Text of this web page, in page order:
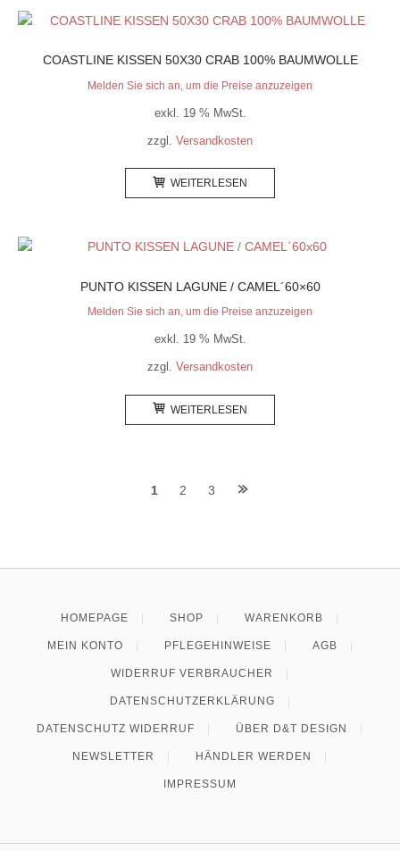
COASTLINE KISSEN 50X30 CRAB 100% BAUMWOLLE
Melden Sie sich an, um die Preise anzuzeigen
exkl. 19 % MwSt.
zzgl. Versandkosten
WEITERLESEN
PUNTO KISSEN LAGUNE / CAMEL´60×60
Melden Sie sich an, um die Preise anzuzeigen
exkl. 19 % MwSt.
zzgl. Versandkosten
WEITERLESEN
1 2 3
HOMEPAGE SHOP WARENKORB
MEIN KONTO PFLEGEHINWEISE AGB
WIDERRUF VERBRAUCHER
DATENSCHUTZERKLÄRUNG
DATENSCHUTZ WIDERRUF ÜBER D&T DESIGN
NEWSLETTER HÄNDLER WERDEN
IMPRESSUM